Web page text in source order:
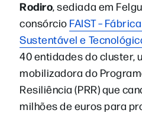
Rodiro, sediada em
consórcio FAIST –
Sustentável e
40 entidades do cluster,
mobilizadora do
Resiliência (PRR) que
milhões de euros para